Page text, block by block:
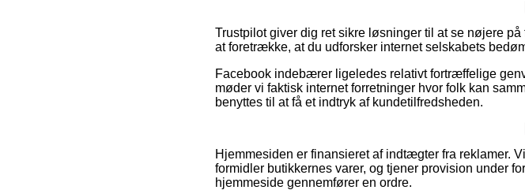
Trustpilot giver dig ret sikre løsninger til at se nøjere
at foretrække, at du udforsker internet selskabets
Facebook indebærer ligeledes relativt fortræffelige
møder vi faktisk internet forretninger hvor folk kan
benyttes til at få et indtryk af kundetilfredsheden.
Hjemmesiden er finansieret af indtægter fra reklamer.
formidler butikkernes varer, og tjener provision under
hjemmeside gennemfører en ordre.